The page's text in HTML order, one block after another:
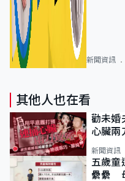
新聞資訊
其他人也在看
勸未婚
心臟
新聞資訊
五歲童
纍纍